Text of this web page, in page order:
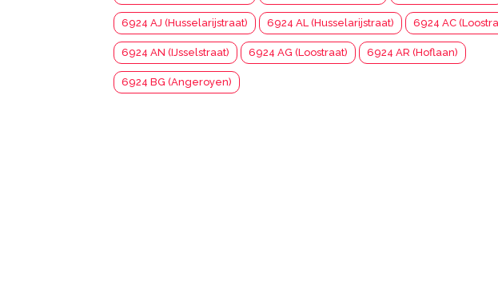
6924 AJ (Husselarijstraat) 6924 AL (Husselarijstraat) 6924 AC
6924 AN (IJsselstraat) 6924 AG (Loostraat) 6924 AR (Hoflaan)
6924 BG (Angeroyen)